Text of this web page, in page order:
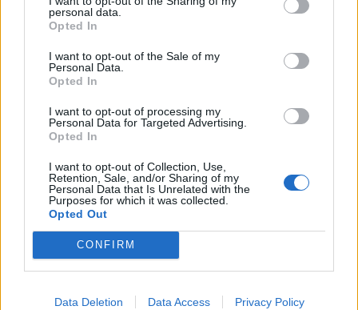
personal data.
Opted In
I want to opt-out of the Sale of my
Personal Data.
Opted In
I want to opt-out of processing my
Personal Data for Targeted Advertising.
Opted In
I want to opt-out of Collection, Use,
Retention, Sale, and/or Sharing of my
Personal Data that Is Unrelated with the
Purposes for which it was collected.
Opted Out
CONFIRM
Data Deletion Data Access Privacy Policy